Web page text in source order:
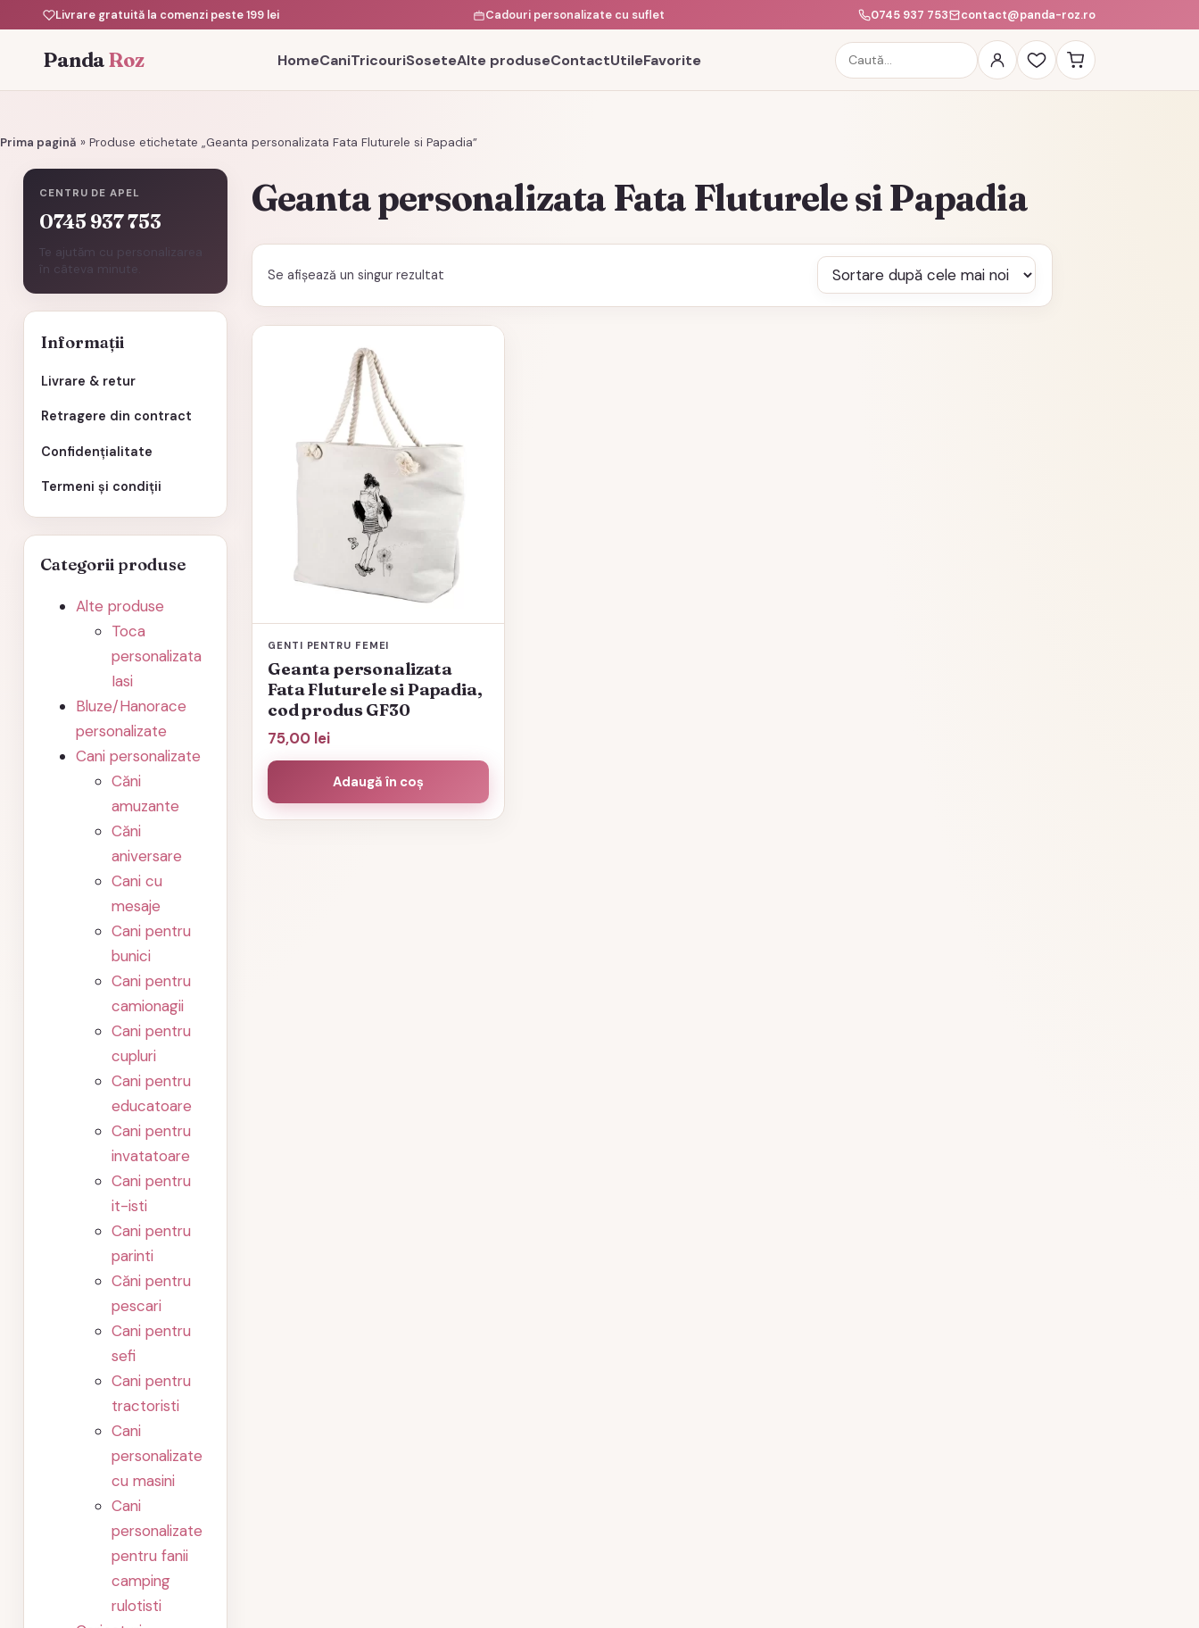
Livrare gratuită la comenzi peste 199 lei Cadouri personalizate cu suflet 0745 937 753 contact@panda-roz.ro
PandaRoz HomeCaniTricouriSoseteAlte produseContactUtileFavorite
Caută
produse
Prima pagină » Produse etichetate „Geanta personalizata Fata Fluturele si Papadia”
CENTRU DE APEL
0745 937 753
Te ajutăm cu personalizarea
în câteva minute.
Informații
Livrare & retur
Retragere din contract
Confidențialitate
Termeni și condiții
Categorii produse
Alte produse
Toca
personalizata
Iasi
Bluze/Hanorace
personalizate
Cani personalizate
Căni
amuzante
Căni
aniversare
Cani cu
mesaje
Cani pentru
bunici
Cani pentru
camionagii
Cani pentru
cupluri
Cani pentru
educatoare
Cani pentru
invatatoare
Cani pentru
it-isti
Cani pentru
parinti
Căni pentru
pescari
Cani pentru
sefi
Cani pentru
tractoristi
Cani
personalizate
cu masini
Cani
personalizate
pentru fanii
camping
rulotisti
Geanta personalizata Fata Fluturele si Papadia
Se afișează un singur rezultat
GENTI PENTRU FEMEI
Geanta personalizata
Fata Fluturele si Papadia,
cod produs GF30
75,00 lei
Adaugă în coș